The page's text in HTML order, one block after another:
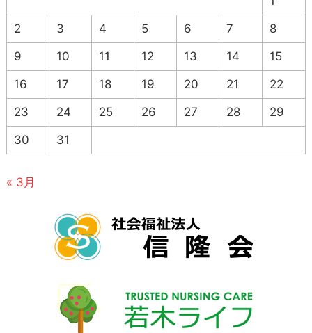
2
3 4 5 6 7
8
9
10 11 12 13 14
15
16
17 18 19 20 21
22
23
24 25 26 27 28
29
30
31
« 3月